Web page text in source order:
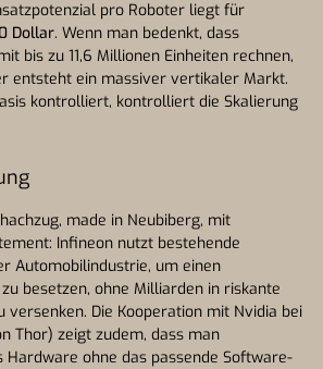
pro Roboter liegt für
Dollar. Wenn man bedenkt, dass
bis zu 11,6 Millionen Einheiten rechnen,
entsteht ein massiver vertikaler Markt.
kontrolliert, kontrolliert die Skalierung
made in Neubiberg, mit
Infineon nutzt bestehende
Automobilindustrie, um einen
besetzen, ohne Milliarden in riskante
versenken. Die Kooperation mit Nvidia bei
Thor) zeigt zudem, dass man
Hardware ohne das passende Software-